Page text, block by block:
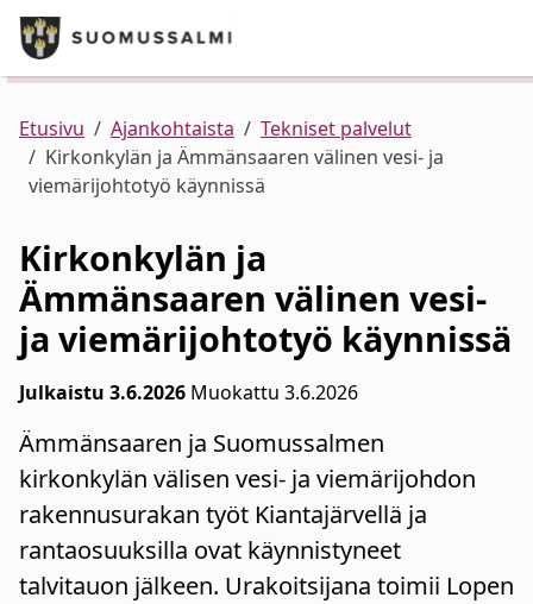
Siirry pääsisältöön
Puhelinluettelo/yhteystiedot
Palvelut
Ajankohtaista
Verkkokauppa
Kunta ja hallinto
Asuminen ja ympäristö
Varhaiskasvatus ja koulutus
Elinvoima
Kulttuuri, vapaa-aika ja nuoret
Etusivu Ajankohtaista
Tekniset palvelut
Kirkonkylän ja Ämmänsaaren välinen vesi- ja
viemärijohtotyö käynnissä
Kirkonkylän ja
Ämmänsaaren välinen vesi-
ja viemärijohtotyö käynnissä
Julkaistu 3.6.2026 Muokattu 3.6.2026
Ämmänsaaren ja Suomussalmen
kirkonkylän välisen vesi- ja viemärijohdon
rakennusurakan työt Kiantajärvellä ja
rantaosuuksilla ovat käynnistyneet
talvitauon jälkeen. Urakoitsijana toimii Lopen